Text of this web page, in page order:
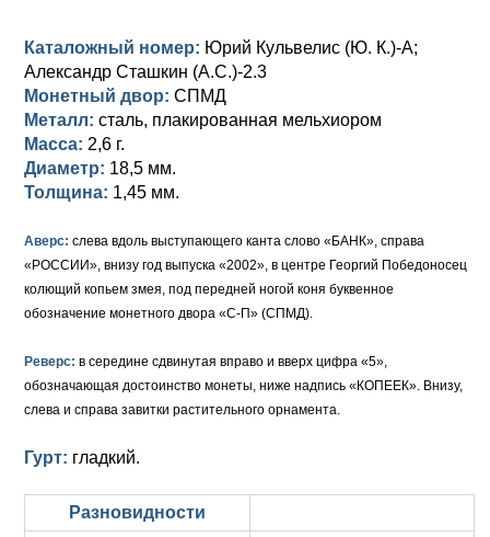
Для Молдавии и Валахии
Таврические монеты
Медь
Для Пруссии
Ливонезы
Альбертусталер
Петр II (1727-1730)
Екатерина I (1725-1727)
Петр I (1682-1725)
Золото
Серебро
Медь
Для Речи Посполитой
Каталожный номер: Юрий Кульвелис (Ю. К.)-А;
Александр Сташкин (А.С.)-2.3
Монетный двор: СПМД
Металл: сталь, плакированная мельхиором
Масса: 2,6 г.
Диаметр: 18,5 мм.
Толщина: 1,45 мм.
Аверс: слева вдоль выступающего канта слово «БАНК», справа
«РОССИИ», внизу год выпуска «2002», в центре Георгий Победоносец
колющий копьем змея, под передней ногой коня буквенное
обозначение монетного двора «С-П» (СПМД).
Реверс: в середине сдвинутая вправо и вверх цифра «5»,
обозначающая достоинство монеты, ниже надпись «КОПЕЕК». Внизу,
слева и справа завитки растительного орнамента.
Гурт: гладкий.
Разновидности